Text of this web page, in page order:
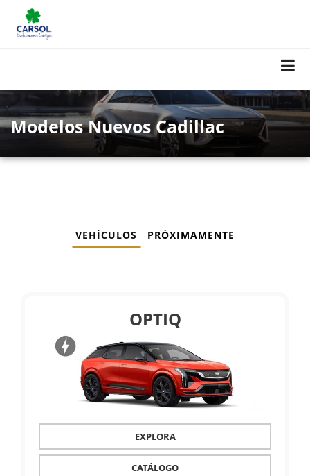
Modelos Nuevos Cadillac
VEHÍCULOS PRÓXIMAMENTE
OPTIQ
EXPLORA
CATÁLOGO